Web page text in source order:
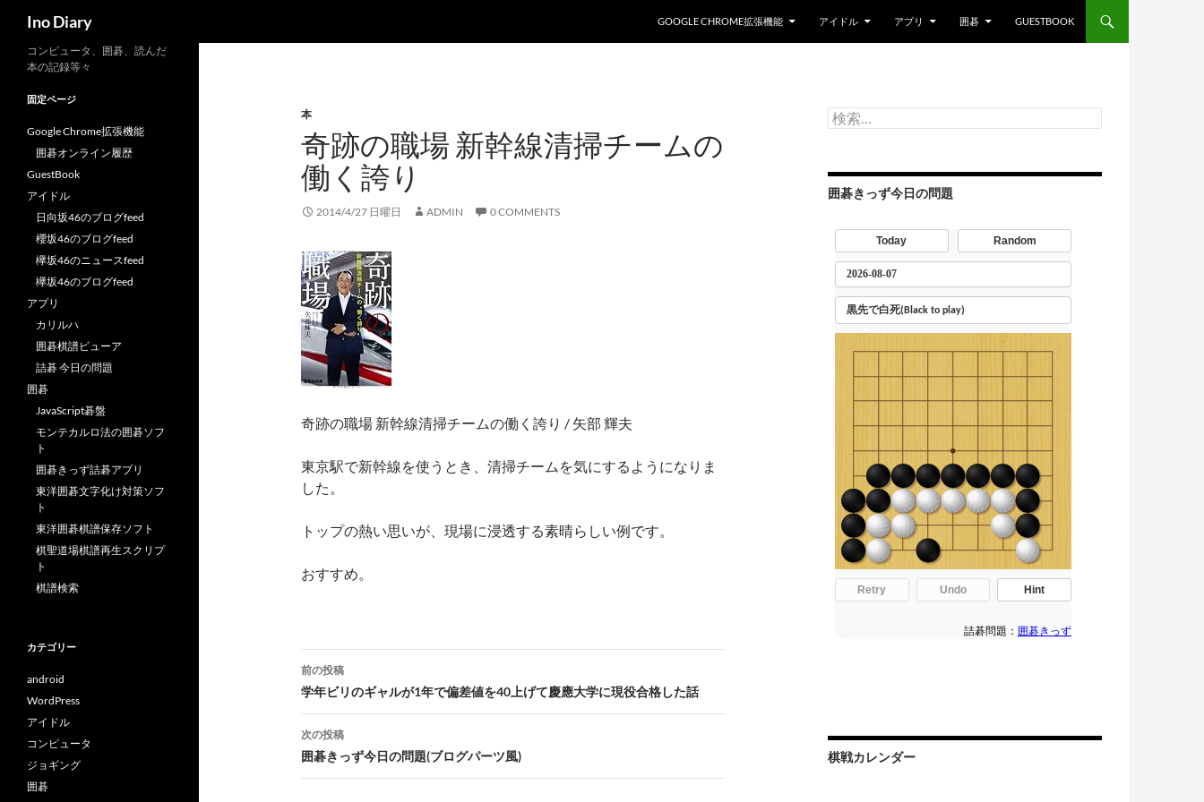
Ino Diary GOOGLE CHROME拡張機能 アイドル アプリ 囲碁 GUESTBOOK
本
奇跡の職場 新幹線清掃チームの
働く誇り
2014/4/27 日曜日 ADMIN 0 COMMENTS
奇跡の職場 新幹線清掃チームの働く誇り / 矢部 輝夫
東京駅で新幹線を使うとき、清掃チームを気にするようになりま
した。
トップの熱い思いが、現場に浸透する素晴らしい例です。
おすすめ。
投
稿
ナ
ビ
ゲ
前の投稿
学年ビリのギャルが1年で偏差値を40上げて慶應大学に現役合格した話
次の投稿
囲碁きっず今日の問題(ブログパーツ風)
検
索:
囲碁きっず今日の問題
棋戦カレンダー
コンピュータ、囲碁、読んだ
本の記録等々
固定ページ
Google Chrome拡張機能
囲碁オンライン履歴
GuestBook
アイドル
日向坂46のブログfeed
櫻坂46のブログfeed
欅坂46のニュースfeed
欅坂46のブログfeed
アプリ
カリルハ
囲碁棋譜ビューア
詰碁 今日の問題
囲碁
JavaScript碁盤
モンテカルロ法の囲碁ソフ
ト
囲碁きっず詰碁アプリ
東洋囲碁文字化け対策ソフ
ト
東洋囲碁棋譜保存ソフト
棋聖道場棋譜再生スクリプ
ト
棋譜検索
カテゴリー
android
WordPress
アイドル
コンピュータ
ジョギング
囲碁